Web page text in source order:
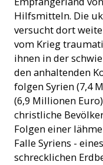
Hilfsmitteln. Die
versucht dort
vom Krieg
ihnen in der
den anhaltenden
folgen Syrien (7,4
(6,9 Millionen
christliche
Folgen einer
Falle Syriens -
schrecklichen